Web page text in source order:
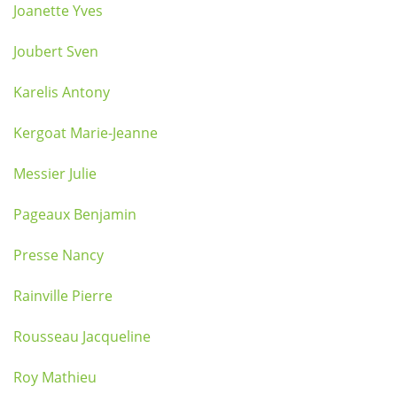
Joanette Yves
Joubert Sven
Karelis Antony
Kergoat Marie-Jeanne
Messier Julie
Pageaux Benjamin
Presse Nancy
Rainville Pierre
Rousseau Jacqueline
Roy Mathieu